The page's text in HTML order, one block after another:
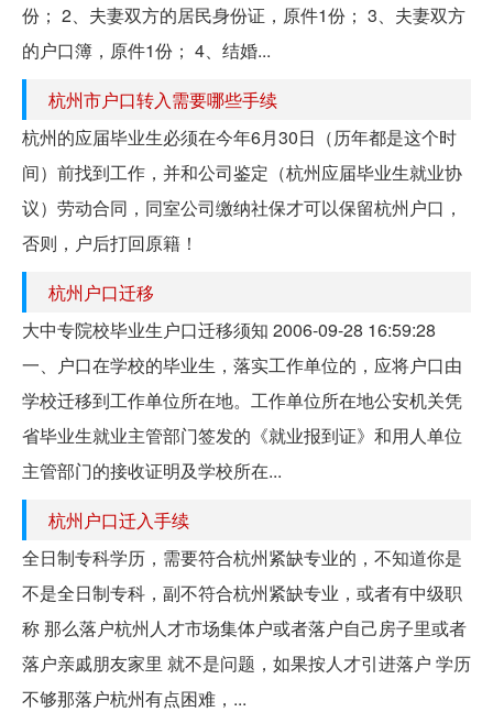
份； 2、夫妻双方的居民身份证，原件1份； 3、夫妻双方
的户口簿，原件1份； 4、结婚...
杭州市户口转入需要哪些手续
杭州的应届毕业生必须在今年6月30日（历年都是这个时
间）前找到工作，并和公司鉴定（杭州应届毕业生就业协
议）劳动合同，同室公司缴纳社保才可以保留杭州户口，
否则，户后打回原籍！
杭州户口迁移
大中专院校毕业生户口迁移须知 2006-09-28 16:59:28
一、户口在学校的毕业生，落实工作单位的，应将户口由
学校迁移到工作单位所在地。工作单位所在地公安机关凭
省毕业生就业主管部门签发的《就业报到证》和用人单位
主管部门的接收证明及学校所在...
杭州户口迁入手续
全日制专科学历，需要符合杭州紧缺专业的，不知道你是
不是全日制专科，副不符合杭州紧缺专业，或者有中级职
称 那么落户杭州人才市场集体户或者落户自己房子里或者
落户亲戚朋友家里 就不是问题，如果按人才引进落户 学历
不够那落户杭州有点困难，...